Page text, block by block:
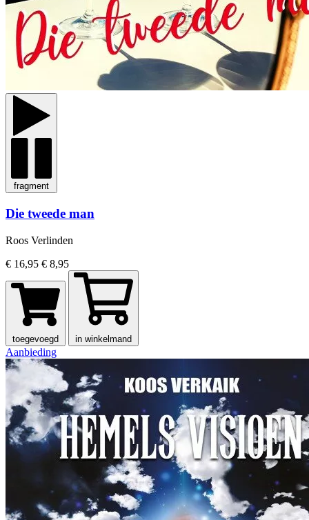
fragment
Die tweede man
Roos Verlinden
€ 16,95 € 8,95
toegevoegd in winkelmand
Aanbieding